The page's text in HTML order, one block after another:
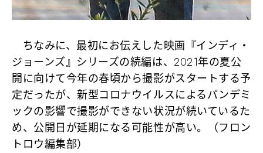
ちなみに、最初にお伝えした映画『インディ・
ジョーンズ』シリーズの続編は、2021年の夏公
開に向けて今年の春頃から撮影がスタートする予
定だったが、新型コロナウイルスによるパンデミ
ックの影響で撮影ができない状況が続いているた
め、公開日が延期になる可能性が高い。（フロン
トロウ編集部）